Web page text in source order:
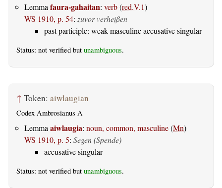
Lemma faura-gahaitan: verb(red.V.1)
WS 1910, p. 54: zuvor verheißen
past participle: weak masculine accusative singular
Status: not verified but unambiguous.
↑ Token: aiwlaugian
Codex Ambrosianus A
Lemma aiwlaugia: noun, common, masculine(Mn)
WS 1910, p. 5: Segen (Spende)
accusative singular
Status: not verified but unambiguous.